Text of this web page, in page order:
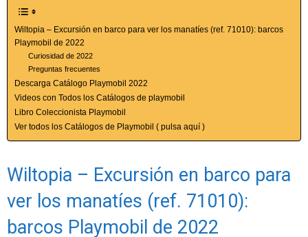
Wiltopia – Excursión en barco para ver los manatíes (ref. 71010): barcos
Playmobil de 2022
Curiosidad de 2022
Preguntas frecuentes
Descarga Catálogo Playmobil 2022
Videos con Todos los Catálogos de playmobil
Libro Coleccionista Playmobil
Ver todos los Catálogos de Playmobil ( pulsa aquí )
Wiltopia – Excursión en barco para
ver los manatíes (ref. 71010):
barcos Playmobil de 2022